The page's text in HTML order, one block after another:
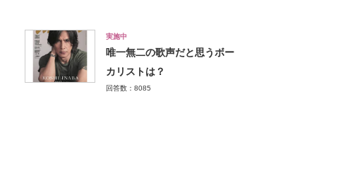
実施中
唯一無二の歌声だと思うボー
カリストは？
回答数：8085